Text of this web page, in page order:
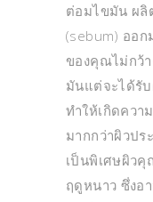
ต่อมไขมัน ผลิ
(sebum) ออ
ของคุณไม่กว้า
มันแต่จะได้รั
ทำให้เกิดควา
มากกว่าผิวปร
เป็นพิเศษผิวคุ
ฤดูหนาว ซึ่งอ